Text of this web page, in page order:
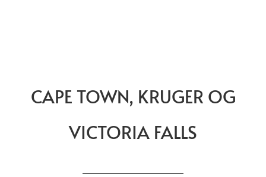
CAPE TOWN, KRUGER OG
VICTORIA FALLS